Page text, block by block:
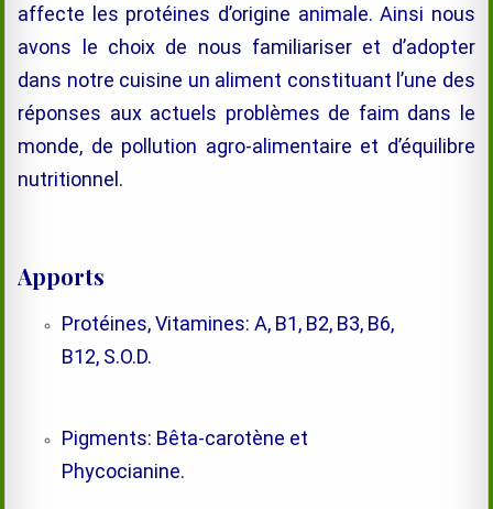
affecte les protéines d’origine animale. Ainsi nous
avons le choix de nous familiariser et d’adopter
dans notre cuisine un aliment constituant l’une des
réponses aux actuels problèmes de faim dans le
monde, de pollution agro-alimentaire et d’équilibre
nutritionnel.
Apports
Protéines, Vitamines: A, B1, B2, B3, B6,
B12, S.O.D.
Pigments: Bêta-carotène et
Phycocianine.